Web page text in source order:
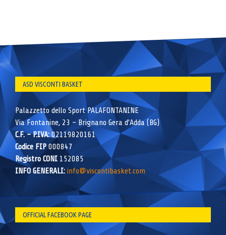
ASD VISCONTI BASKET
Palazzetto dello Sport PALAFONTANINE
Via Fontanine, 23 – Brignano Gera d’Adda (BG)
C.F. – P.IVA:02119820161
Codice FIP000847
Registro CONI 152085
INFO GENERALI: info@viscontibasket.com
OFFICIAL FACEBOOK PAGE